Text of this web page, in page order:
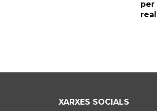
per
XARXES SOCIALS